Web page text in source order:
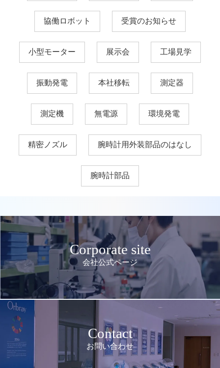
協働ロボット 受賞のお知らせ
小型モーター 展示会 工場見学
振動発電 本社移転 測定器
測定機 無電源 環境発電
精密ノズル 腕時計用外装部品のはなし
腕時計部品
Corporate site
会社公式ページ
Contact
お問い合わせ